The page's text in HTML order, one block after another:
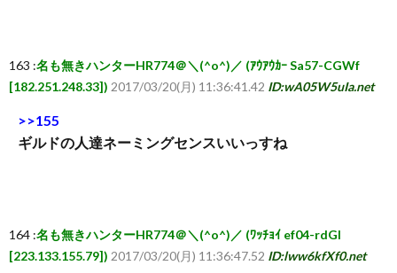
163 :名も無きハンターHR774＠＼(^o^)／ (ｱｳｱｳｶｰ Sa57-CGWf
[182.251.248.33]) 2017/03/20(月) 11:36:41.42 ID:wA05W5uIa.net
>>155
ギルドの人達ネーミングセンスいいっすね
164 :名も無きハンターHR774＠＼(^o^)／ (ﾜｯﾁｮｲ ef04-rdGI
[223.133.155.79]) 2017/03/20(月) 11:36:47.52 ID:lww6kfXf0.net